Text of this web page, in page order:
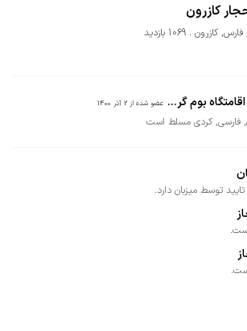
کازرون
, فارس, کازرون
1069 بازدید
بوم گر... عضو شده از 2 آذر 1400
فارسی, کردی مسلط است
توسط میزبان دارد.